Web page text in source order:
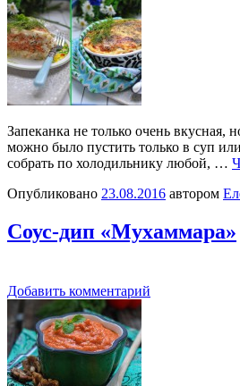
Запеканка не только очень
можно было пустить только в суп
собрать по холодильнику любой, …
Опубликовано 23.08.2016 автором
Соус-дип «Мухаммара»
Добавить комментарий